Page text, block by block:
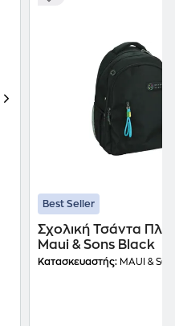
Best Seller
Σχολική Τσάντα
Maui & Sons Black
Κατασκευαστής: MAUI &